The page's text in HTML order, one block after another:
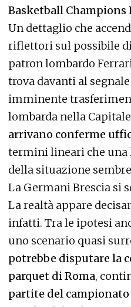
Basketball Champions
Un dettaglio che
riflettori sul possibile
patron lombardo
trova davanti al
imminente
lombarda nella
arrivano conferme
termini lineari che
della situazione
La Germani Brescia si
La realtà appare
infatti. Tra le ipotesi
uno scenario quasi
potrebbe disputare la
parquet di Roma,
partite del campionato